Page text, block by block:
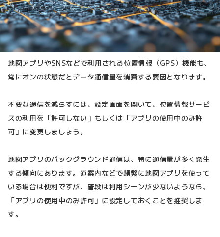
地図アプリやSNSなどで利用される位置情報（GPS）機能も、
常にオンの状態だとデータ通信量を消費する要因となります。
不要な通信を減らすには、設定画面を開いて、位置情報サービ
スの利用を「許可しない」もしくは「アプリの使用中のみ許
可」に変更しましょう。
地図アプリのバックグラウンド通信は、特に通信量が多く発生
する傾向にあります。道案内などで頻繁に地図アプリを使って
いる場合は便利ですが、普段は利用シーンが少ないようなら、
「アプリの使用中のみ許可」に設定しておくことを推奨しま
す。